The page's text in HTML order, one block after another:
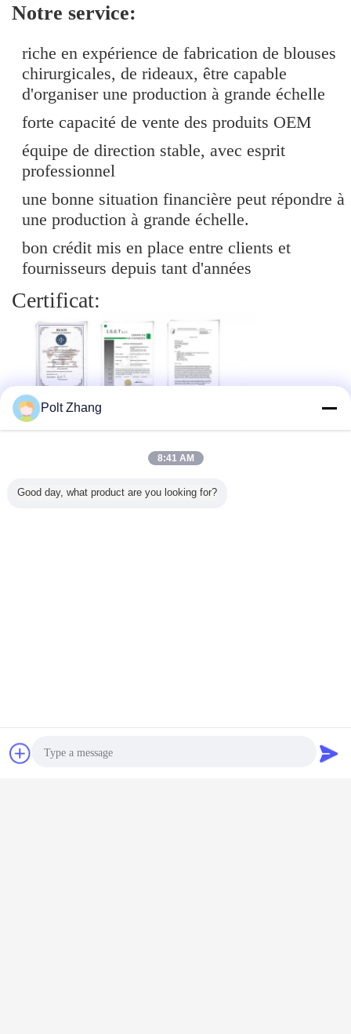
Notre service:
riche en expérience de fabrication de blouses
chirurgicales, de rideaux, être capable
d'organiser une production à grande échelle
forte capacité de vente des produits OEM
équipe de direction stable, avec esprit
professionnel
une bonne situation financière peut répondre à
une production à grande échelle.
bon crédit mis en place entre clients et
fournisseurs depuis tant d'années
Certificat:
Bavarder
Polt Zhang
8:41 AM
Good day, what product are you looking for?